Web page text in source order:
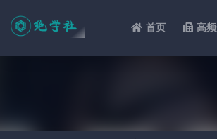
首页 高